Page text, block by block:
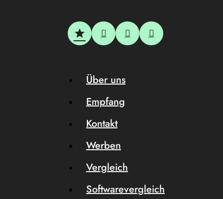
Über uns
Empfang
Kontakt
Werben
Vergleich
Softwarevergleich